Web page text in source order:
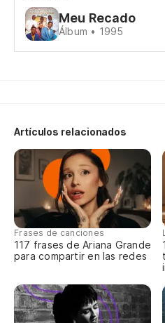
Meu Recado
Álbum • 1995
Artículos relacionados
Frases de canciones
117 frases de Ariana Grande
para compartir en las redes